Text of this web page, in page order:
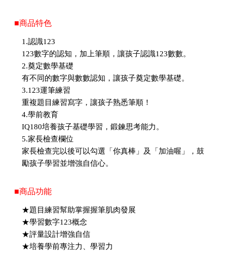
■商品特色
1.認識123
123數字的認知，加上筆順，讓孩子認識123數數。
2.奠定數學基礎
有不同的數字與數數認知，讓孩子奠定數學基礎。
3.123運筆練習
重複題目練習寫字，讓孩子熟悉筆順！
4.學前教育
IQ180培養孩子基礎學習，鍛鍊思考能力。
5.家長檢查欄位
家長檢查完以後可以勾選「你真棒」及「加油喔」，鼓
勵孩子學習並增強自信心。
■商品功能
★題目練習幫助掌握握筆肌肉發展
★學習數字123概念
★評量設計增強自信
★培養學前專注力、學習力